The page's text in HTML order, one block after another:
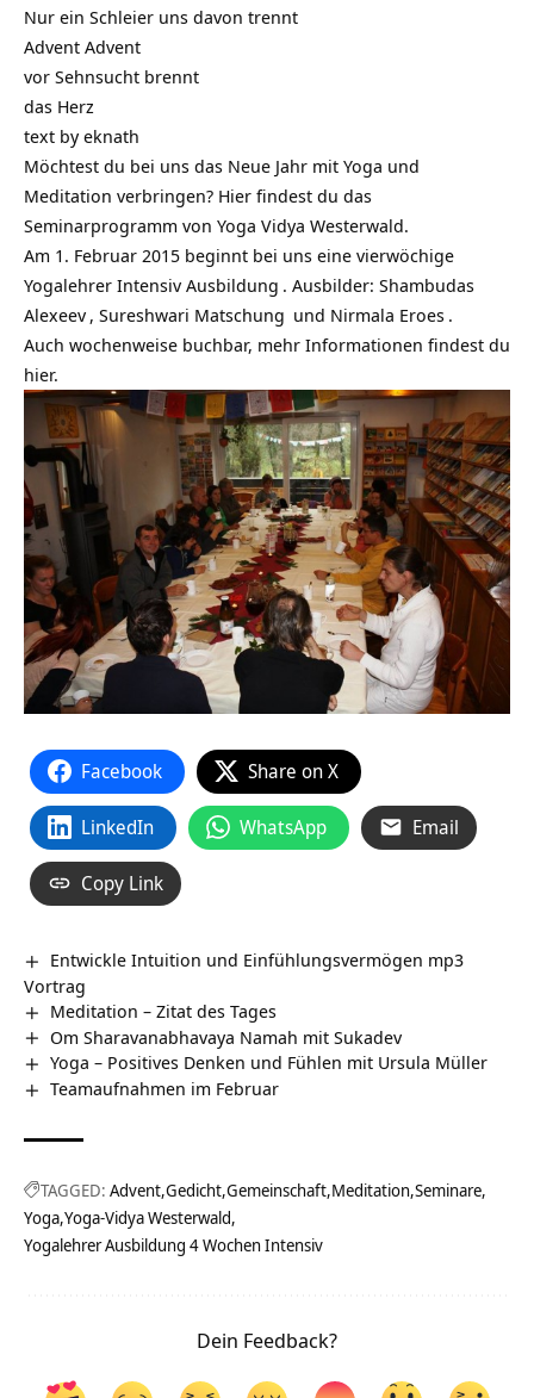
Nur ein Schleier uns davon trennt
Advent Advent
vor Sehnsucht brennt
das Herz
text by eknath
Möchtest du bei uns das Neue Jahr mit Yoga und
Meditation verbringen? Hier findest du das
Seminarprogramm von Yoga Vidya Westerwald.
Am 1. Februar 2015 beginnt bei uns eine vierwöchige
Yogalehrer Intensiv Ausbildung . Ausbilder: Shambudas
Alexeev , Sureshwari Matschung und Nirmala Eroes .
Auch wochenweise buchbar, mehr Informationen findest du
hier.
Facebook Share on X
LinkedIn WhatsApp Email
Copy Link
Entwickle Intuition und Einfühlungsvermögen mp3
Vortrag
Meditation – Zitat des Tages
Om Sharavanabhavaya Namah mit Sukadev
Yoga – Positives Denken und Fühlen mit Ursula Müller
Teamaufnahmen im Februar
TAGGED: Advent Gedicht Gemeinschaft Meditation Seminare
Yoga Yoga-Vidya Westerwald
Yogalehrer Ausbildung 4 Wochen Intensiv
Dein Feedback?